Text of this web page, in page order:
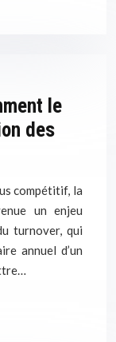
le
des
compétitif, la
un enjeu
turnover, qui
annuel d’un